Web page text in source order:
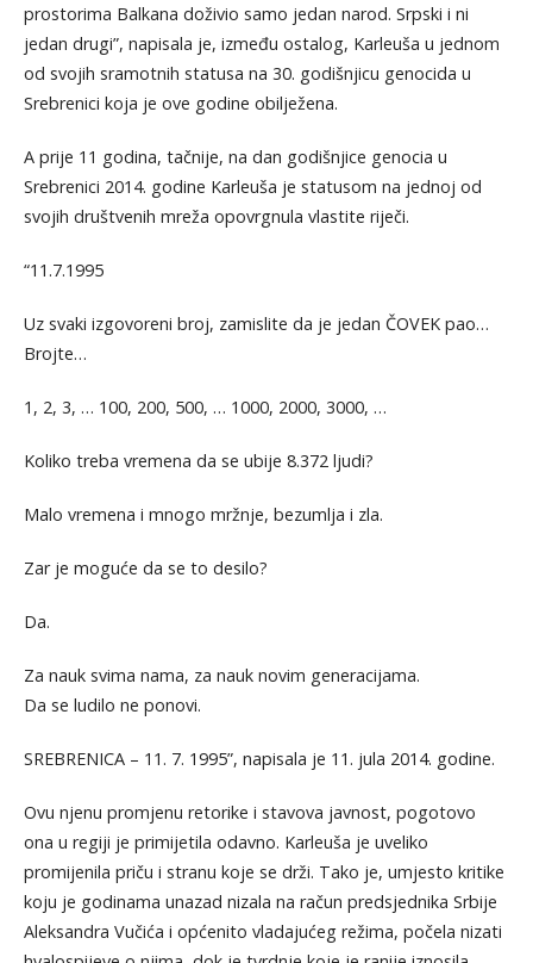
prostorima Balkana doživio samo jedan narod. Srpski i ni
jedan drugi”, napisala je, između ostalog, Karleuša u jednom
od svojih sramotnih statusa na 30. godišnjicu genocida u
Srebrenici koja je ove godine obilježena.
A prije 11 godina, tačnije, na dan godišnjice genocia u
Srebrenici 2014. godine Karleuša je statusom na jednoj od
svojih društvenih mreža opovrgnula vlastite riječi.
“11.7.1995
Uz svaki izgovoreni broj, zamislite da je jedan ČOVEK pao…
Brojte…
1, 2, 3, … 100, 200, 500, … 1000, 2000, 3000, …
Koliko treba vremena da se ubije 8.372 ljudi?
Malo vremena i mnogo mržnje, bezumlja i zla.
Zar je moguće da se to desilo?
Da.
Za nauk svima nama, za nauk novim generacijama.
Da se ludilo ne ponovi.
SREBRENICA – 11. 7. 1995”, napisala je 11. jula 2014. godine.
Ovu njenu promjenu retorike i stavova javnost, pogotovo
ona u regiji je primijetila odavno. Karleuša je uveliko
promijenila priču i stranu koje se drži. Tako je, umjesto kritike
koju je godinama unazad nizala na račun predsjednika Srbije
Aleksandra Vučića i općenito vladajućeg režima, počela nizati